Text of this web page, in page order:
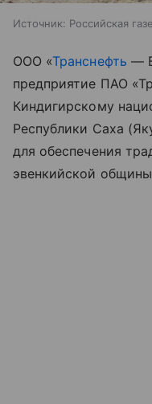
Источник: Российская
ООО «Транснефть —
предприятие ПАО
Киндигирскому
Республики Саха
для обеспечения
эвенкийской